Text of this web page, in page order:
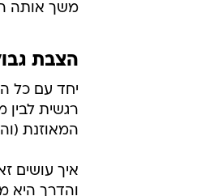
משך אותה
הצבת
יחד עם כל
רגשית
המאוזנת
איך עושים
והדרך היא